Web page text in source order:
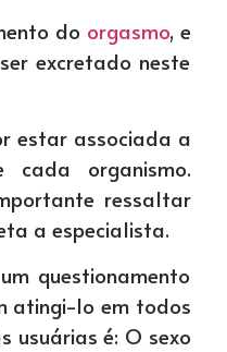
do orgasmo, e
excretado neste
estar associada a
cada organismo.
ressaltar
a especialista.
questionamento
atingi-lo em todos
usuárias é: O sexo